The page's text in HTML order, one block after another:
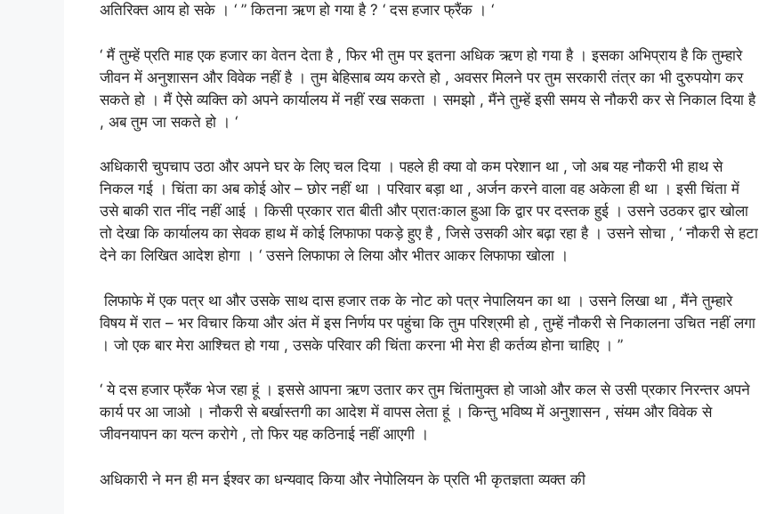
अतिरिक्त आय हो सके । ‘ ” कितना ऋण हो गया है ? ‘ दस हजार फ्रैंक । ‘
‘ मैं तुम्हें प्रति माह एक हजार का वेतन देता है , फिर भी तुम पर इतना अधिक ऋण हो गया है । इसका अभिप्राय है कि तुम्हारे
जीवन में अनुशासन और विवेक नहीं है । तुम बेहिसाब व्यय करते हो , अवसर मिलने पर तुम सरकारी तंत्र का भी दुरुपयोग कर
सकते हो । मैं ऐसे व्यक्ति को अपने कार्यालय में नहीं रख सकता । समझो , मैंने तुम्हें इसी समय से नौकरी कर से निकाल दिया है
, अब तुम जा सकते हो । ‘
अधिकारी चुपचाप उठा और अपने घर के लिए चल दिया । पहले ही क्या वो कम परेशान था , जो अब यह नौकरी भी हाथ से
निकल गई । चिंता का अब कोई ओर – छोर नहीं था । परिवार बड़ा था , अर्जन करने वाला वह अकेला ही था । इसी चिंता में
उसे बाकी रात नींद नहीं आई । किसी प्रकार रात बीती और प्रातःकाल हुआ कि द्वार पर दस्तक हुई । उसने उठकर द्वार खोला
तो देखा कि कार्यालय का सेवक हाथ में कोई लिफाफा पकड़े हुए है , जिसे उसकी ओर बढ़ा रहा है । उसने सोचा , ‘ नौकरी से हटा
देने का लिखित आदेश होगा । ‘ उसने लिफाफा ले लिया और भीतर आकर लिफाफा खोला ।
लिफाफे में एक पत्र था और उसके साथ दास हजार तक के नोट को पत्र नेपालियन का था । उसने लिखा था , मैंने तुम्हारे
विषय में रात – भर विचार किया और अंत में इस निर्णय पर पहुंचा कि तुम परिश्रमी हो , तुम्हें नौकरी से निकालना उचित नहीं लगा
। जो एक बार मेरा आश्चित हो गया , उसके परिवार की चिंता करना भी मेरा ही कर्तव्य होना चाहिए । ”
‘ ये दस हजार फ्रैंक भेज रहा हूं । इससे आपना ऋण उतार कर तुम चिंतामुक्त हो जाओ और कल से उसी प्रकार निरन्तर अपने
कार्य पर आ जाओ । नौकरी से बर्खास्तगी का आदेश में वापस लेता हूं । किन्तु भविष्य में अनुशासन , संयम और विवेक से
जीवनयापन का यत्न करोगे , तो फिर यह कठिनाई नहीं आएगी ।
अधिकारी ने मन ही मन ईश्वर का धन्यवाद किया और नेपोलियन के प्रति भी कृतज्ञता व्यक्त की